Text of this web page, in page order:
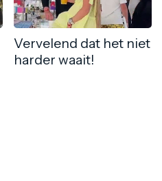
Vervelend dat het niet
harder waait!